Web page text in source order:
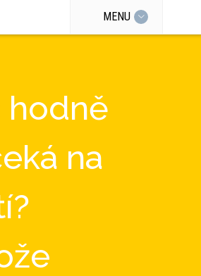
MENU
hodně
na